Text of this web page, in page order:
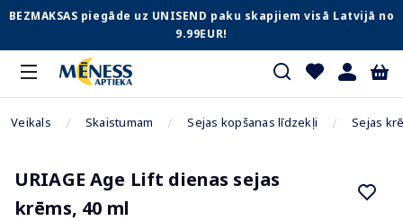
BEZMAKSAS piegāde uz UNISEND paku skapjiem visā Latvijā no
9.99EUR!
Veikals Skaistumam Sejas kopšanas līdzekļi Sejas
URIAGE Age Lift dienas sejas
krēms, 40 ml